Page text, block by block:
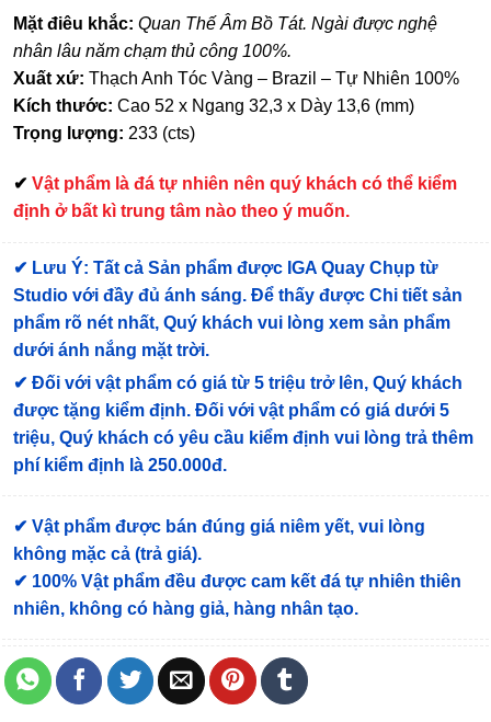
Mặt điêu khắc: Quan Thế Âm Bồ Tát. Ngài được nghệ
nhân lâu năm chạm thủ công 100%.
Xuất xứ: Thạch Anh Tóc Vàng – Brazil – Tự Nhiên 100%
Kích thước: Cao 52 x Ngang 32,3 x Dày 13,6 (mm)
Trọng lượng: 233 (cts)
✔ Vật phẩm là đá tự nhiên nên quý khách có thể kiểm
định ở bất kì trung tâm nào theo ý muốn.
✔ Lưu Ý: Tất cả Sản phẩm được IGA Quay Chụp từ
Studio với đầy đủ ánh sáng. Để thấy được Chi tiết sản
phẩm rõ nét nhất, Quý khách vui lòng xem sản phẩm
dưới ánh nắng mặt trời.
✔ Đối với vật phẩm có giá từ 5 triệu trở lên, Quý khách
được tặng kiểm định. Đối với vật phẩm có giá dưới 5
triệu, Quý khách có yêu cầu kiểm định vui lòng trả thêm
phí kiểm định là 250.000đ.
✔ Vật phẩm được bán đúng giá niêm yết, vui lòng
không mặc cả (trả giá).
✔ 100% Vật phẩm đều được cam kết đá tự nhiên thiên
nhiên, không có hàng giả, hàng nhân tạo.